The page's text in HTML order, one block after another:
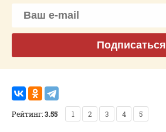
Подписаться
Рейтинг:3.55 1 2 3 4 5